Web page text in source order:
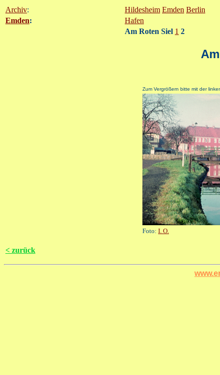
Archiv: Hildesheim Emden Berlin
Emden:
Hafen
Am Roten Siel 1 2
Zum Vergrößern bitte mit der
Foto: I. O.
< zurück